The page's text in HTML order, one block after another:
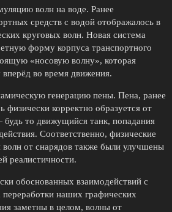
волн на воде. Ранее
средств с водой отображалось в
круговых волн. Новая система
форму корпуса транспортного
«носовую волну», которая
вперёд во время движения.
генерацию пены. Пена, ранее
физически корректно образуется от
то движущийся танк, попадания
Соответственно, физические
волн от снарядов также были улучшены
реалистичности.
обоснованных взаимодействий с
наших графических
заметны в целом, волны от